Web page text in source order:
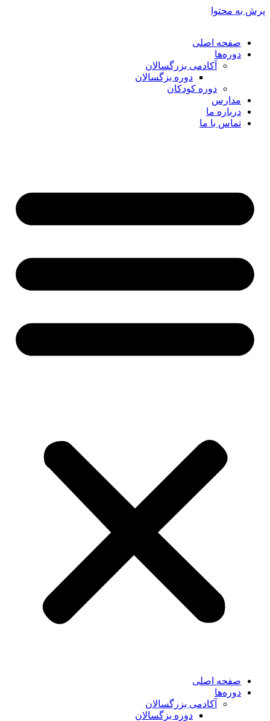
پرش به محتوا
صفحه اصلی
دوره‌ها
آکادمی بزرگسالان
دوره بزگسالان
دوره کودکان
مدارس
درباره ما
تماس با ما
صفحه اصلی
دوره‌ها
آکادمی بزرگسالان
دوره بزگسالان